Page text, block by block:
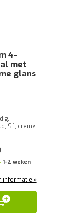
4-
met
glans
S.1, creme
1-2 weken
informatie »